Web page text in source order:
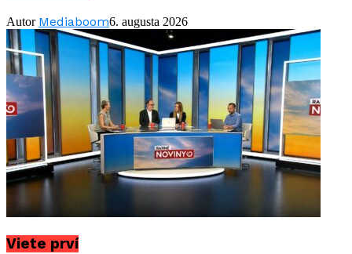
Autor Mediaboom6. augusta 2026
Viete prví